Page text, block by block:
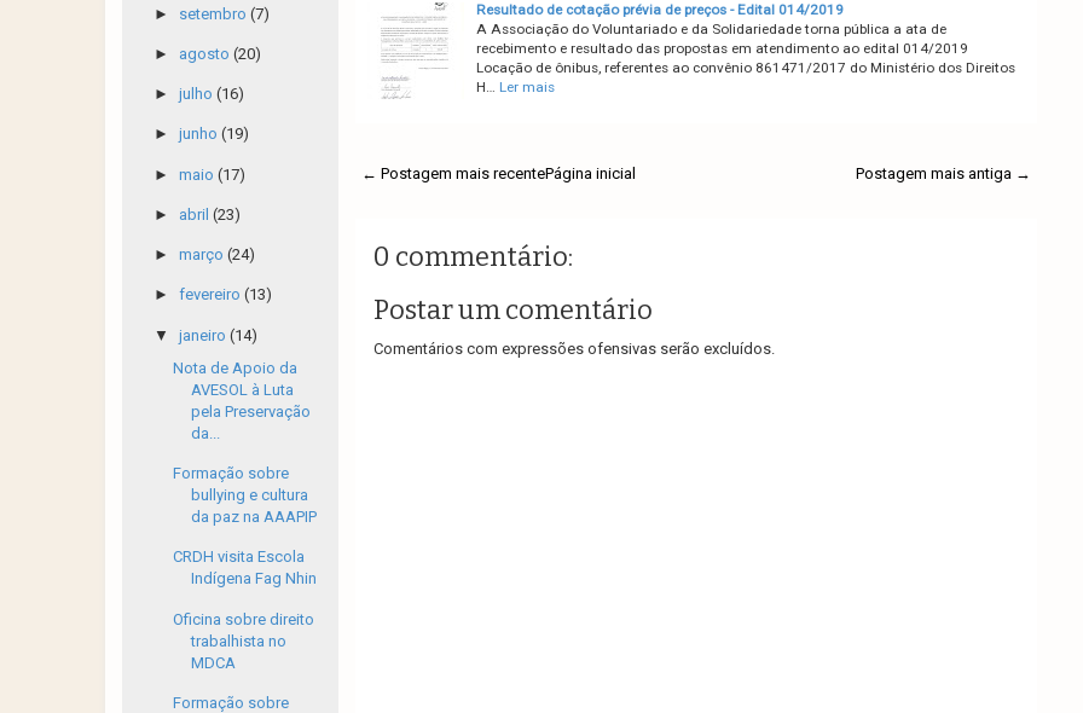
Resultado de cotação prévia de preços - Edital 014/2019
A Associação do Voluntariado e da Solidariedade torna pública a ata de
recebimento e resultado das propostas em atendimento ao edital 014/2019
Locação de ônibus, referentes ao convênio 861471/2017 do Ministério dos Direitos
H… Ler mais
← Postagem mais recente Postagem mais antiga →
Página inicial
0 commentário:
Postar um comentário
Comentários com expressões ofensivas serão excluídos.
► setembro (7)
► agosto (20)
► julho (16)
► junho (19)
► maio (17)
► abril (23)
► março (24)
► fevereiro (13)
▼ janeiro (14)
Nota de Apoio da
AVESOL à Luta
pela Preservação
da...
Formação sobre
bullying e cultura
da paz na AAAPIP
CRDH visita Escola
Indígena Fag Nhin
Oficina sobre direito
trabalhista no
MDCA
Formação sobre